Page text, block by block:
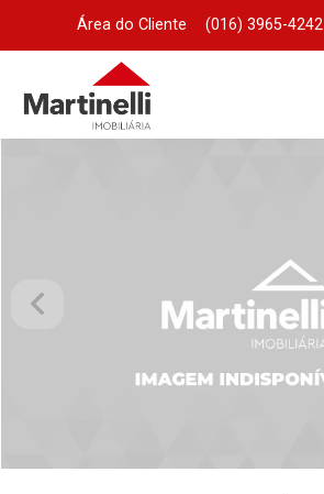
Área do Cliente (016) 3965-4242